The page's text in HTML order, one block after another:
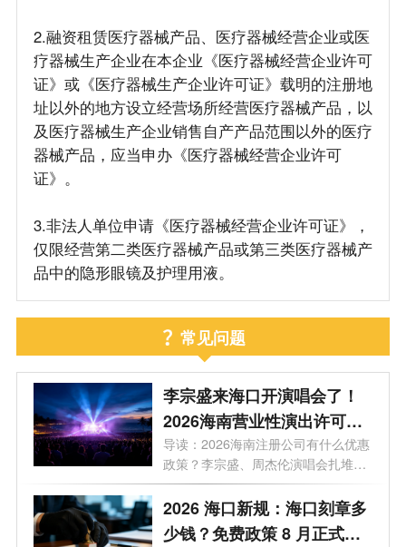
2.融资租赁医疗器械产品、医疗器械经营企业或医
疗器械生产企业在本企业《医疗器械经营企业许可
证》或《医疗器械生产企业许可证》载明的注册地
址以外的地方设立经营场所经营医疗器械产品，以
及医疗器械生产企业销售自产产品范围以外的医疗
器械产品，应当申办《医疗器械经营企业许可
证》。
3.非法人单位申请《医疗器械经营企业许可证》，
仅限经营第二类医疗器械产品或第三类医疗器械产
品中的隐形眼镜及护理用液。
常见问题
李宗盛来海口开演唱会了！
2026海南营业性演出许可证
怎么办理？一文看懂海南演
艺补贴申报合规全流程
导读：2026海南注册公司有什么优惠
政策？李宗盛、周杰伦演唱会扎堆，
揭秘...
2026 海口新规：海口刻章多
少钱？免费政策 8 月正式取